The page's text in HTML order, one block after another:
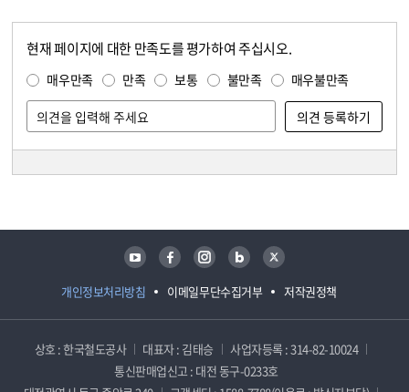
현재 페이지에 대한 만족도를 평가하여 주십시오.
매우만족 만족 보통 불만족 매우불만족
개인정보처리방침 이메일무단수집거부 저작권정책
유튜브 페이스북 인스타그램 블로그 트위터
상호 : 한국철도공사 대표자 : 김태승
사업자등록 : 314-82-10024
통신판매업신고 : 대전 동구-0233호